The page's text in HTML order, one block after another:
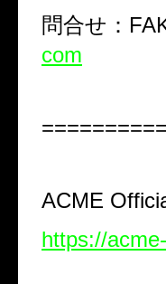
問合せ：
com
ACME
https://